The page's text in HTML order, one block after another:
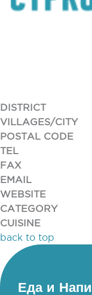
DISTRICT
VILLAGES/CITY
POSTAL CODE
TEL
FAX
EMAIL
WEBSITE
CATEGORY
CUISINE
back to top
Еда и